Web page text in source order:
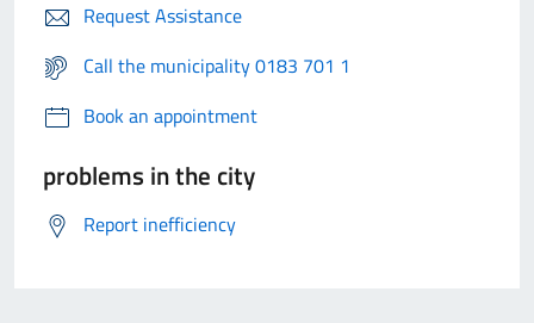
Request Assistance
Call the municipality 0183 701 1
Book an appointment
problems in the city
Report inefficiency